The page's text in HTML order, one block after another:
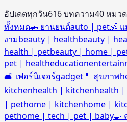
อัปเดตทุกวัน616บทความ40หมว
ทั้งหมด🚗 ยานยนต์auto | pet👶
งามbeauty | healthbeauty |
health | petbeauty | home |
pet | healtheducation
🛋️ เฟอร์นิเจอร์gadget 💊 สุขภาพ
kitchenhealth | kitchenhealth
| pethome | kitchenhome |
pethome | tech | pet | baby🍳